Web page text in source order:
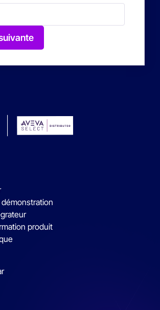
produit